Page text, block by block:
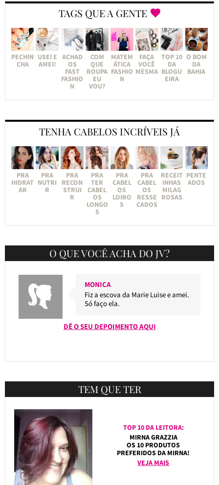
TAGS QUE A GENTE
PECHIN
CHA
USEI E
AMEI!
ACHAD
OS
FAST
FASHIO
N
COM
QUE
ROUPA
EU
VOU?
MATEM
ÁTICA
FASHIO
N
FAÇA
VOCÊ
MESMA
TOP 10
DA
BLOGU
EIRA
O BOM
DA
BAHIA
TENHA CABELOS INCRÍVEIS JÁ
PRA
HIDRAT
AR
PRA
NUTRI
R
PRA
RECON
STRUI
R
PRA
TER
CABEL
OS
LONGO
S
PRA
CABEL
OS
LOIRO
S
PRA
CABEL
OS
RESSE
CADOS
RECEIT
INHAS
MILAG
ROSAS
PENTE
ADOS
O QUE VOCÊ ACHA DO JV?
MONICA
Fiz a escova da Marie Luise e amei.
Só faço ela.
DÊ O SEU DEPOIMENTO AQUI
TEM QUE TER
TOP 10 DA LEITORA:
MIRNA GRAZZIA
OS 10 PRODUTOS
PREFERIDOS DA MIRNA!
VEJA MAIS